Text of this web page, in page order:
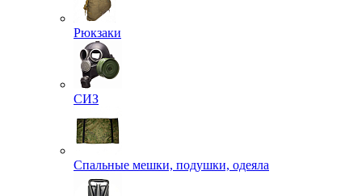
Рюкзаки
СИЗ
Спальные мешки, подушки, одеяла